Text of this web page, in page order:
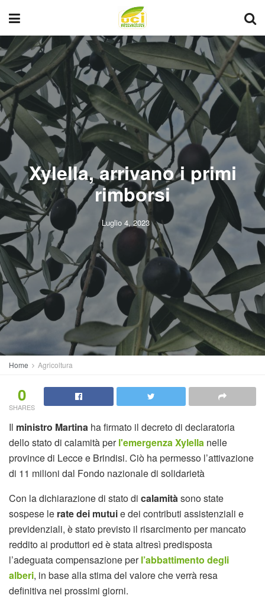
Xylella, arrivano i primi
rimborsi
Luglio 4, 2023
Home Agricoltura
0
SHARES
Il ministro Martina ha firmato il decreto di declaratoria
dello stato di calamità perl'emergenza Xylella nelle
province di Lecce e Brindisi. Ciò ha permesso l’attivazione
di 11 milioni dal Fondo nazionale di solidarietà
Con la dichiarazione di stato di calamitàsono state
sospese le rate dei mutuie dei contributi assistenziali e
previdenziali, è stato previsto il risarcimento per mancato
reddito ai produttori ed è stata altresì predisposta
l’adeguata compensazione perl’abbattimento degli
alberi, in base alla stima del valore che verrà resa
definitiva nei prossimi giorni.